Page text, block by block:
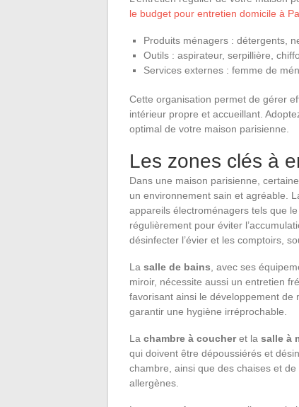
le budget pour entretien domicile à
Produits ménagers : détergents,
Outils : aspirateur, serpillière,
Services externes : femme de
Cette organisation permet de gérer
intérieur propre et accueillant.
optimal de votre maison parisienne.
Les zones clés à
Dans une maison parisienne,
un environnement sain et agréable.
appareils électroménagers tels que
régulièrement pour éviter
désinfecter l’évier et les comptoirs,
La salle de bains , avec ses
miroir, nécessite aussi un entretien
favorisant ainsi le développement de
garantir une hygiène irréprochable.
La chambre à coucheret la salle à
qui doivent être dépoussiérés et
chambre, ainsi que des chaises et
allergènes.